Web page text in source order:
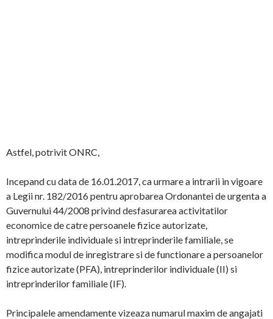
Astfel, potrivit ONRC,
Incepand cu data de 16.01.2017, ca urmare a intrarii in vigoare
a Legii nr. 182/2016 pentru aprobarea Ordonantei de urgenta a
Guvernului 44/2008 privind desfasurarea activitatilor
economice de catre persoanele fizice autorizate,
intreprinderile individuale si intreprinderile familiale, se
modifica modul de inregistrare si de functionare a persoanelor
fizice autorizate (PFA), intreprinderilor individuale (II) si
intreprinderilor familiale (IF).
Principalele amendamente vizeaza numarul maxim de angajati